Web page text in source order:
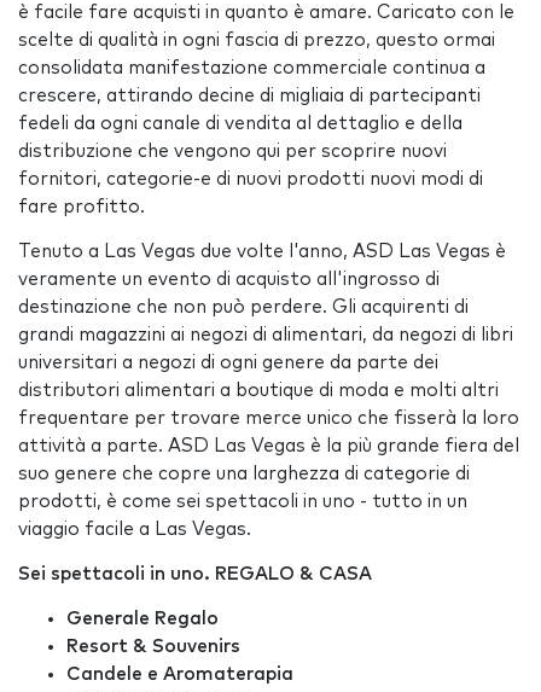
è facile fare acquisti in quanto è amare. Caricato con le
scelte di qualità in ogni fascia di prezzo, questo ormai
consolidata manifestazione commerciale continua a
crescere, attirando decine di migliaia di partecipanti
fedeli da ogni canale di vendita al dettaglio e della
distribuzione che vengono qui per scoprire nuovi
fornitori, categorie-e di nuovi prodotti nuovi modi di
fare profitto.
Tenuto a Las Vegas due volte l'anno, ASD Las Vegas è
veramente un evento di acquisto all'ingrosso di
destinazione che non può perdere. Gli acquirenti di
grandi magazzini ai negozi di alimentari, da negozi di libri
universitari a negozi di ogni genere da parte dei
distributori alimentari a boutique di moda e molti altri
frequentare per trovare merce unico che fisserà la loro
attività a parte. ASD Las Vegas è la più grande fiera del
suo genere che copre una larghezza di categorie di
prodotti, è come sei spettacoli in uno - tutto in un
viaggio facile a Las Vegas.
Sei spettacoli in uno. REGALO & CASA
Generale Regalo
Resort & Souvenirs
Candele e Aromaterapia